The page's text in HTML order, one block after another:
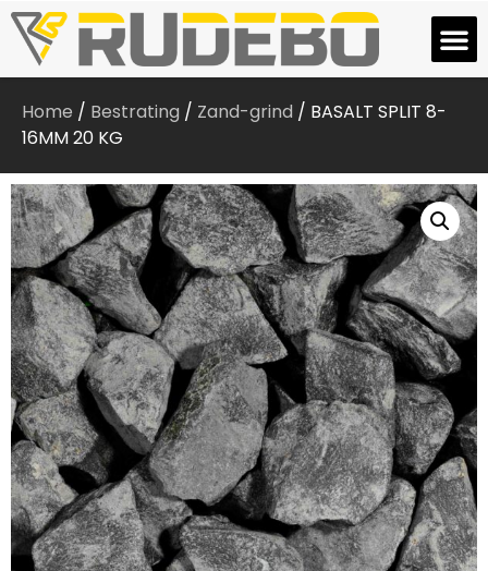
Home / Bestrating / Zand-grind / BASALT SPLIT 8-
16MM 20 KG